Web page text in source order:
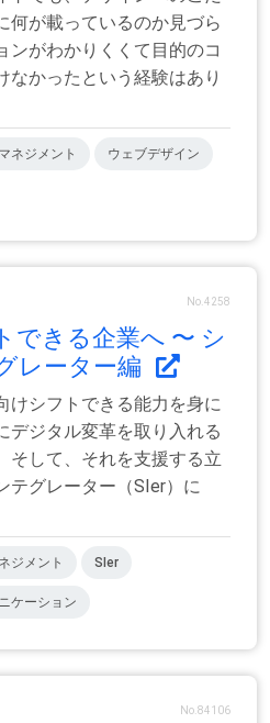
何が載っているのか見づら
ンがわかりくくて目的のコ
なかったという経験はあり
ネジメント ウェブデザイン
No.4258
できる企業へ 〜 シ
レーター編
けシフトできる能力を身に
デジタル変革を取り入れる
そして、それを支援する立
テグレーター（SIer）に
ジメント SIer
ケーション
No.84106